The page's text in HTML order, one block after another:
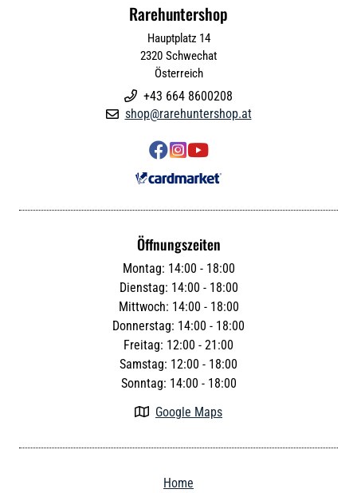
Rarehuntershop
Hauptplatz 14
2320 Schwechat
Österreich
 +43 664 8600208
 shop@rarehuntershop.at

Öffnungszeiten
Montag: 14:00 - 18:00
Dienstag: 14:00 - 18:00
Mittwoch: 14:00 - 18:00
Donnerstag: 14:00 - 18:00
Freitag: 12:00 - 21:00
Samstag: 12:00 - 18:00
Sonntag: 14:00 - 18:00
 Google Maps
Home